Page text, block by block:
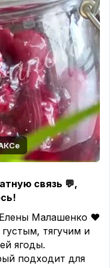
#кетоблюдо #keto
20 г
с 30 г
набухать.
50°, добавить
связь 💬,
Малашенко ❤️
тягучим и
ягоды.
подходит для